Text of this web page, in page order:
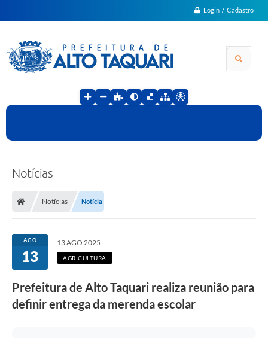
Login / Cadastro
Notícias
Notícias Notícia
AGO
13
13 AGO 2025
AGRICULTURA
Prefeitura de Alto Taquari realiza reunião para
definir entrega da merenda escolar